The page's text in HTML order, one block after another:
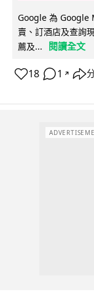
Google 為 Google
賣、訂酒店及查詢
薦及...
閱讀全文
18 1 ↗